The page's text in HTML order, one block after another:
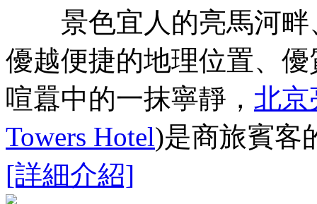
景色宜人的亮馬河畔
優越便捷的地理位置、
喧囂中的一抹寧靜， 北京
Towers Hotel)是商旅賓客
[詳細介紹]